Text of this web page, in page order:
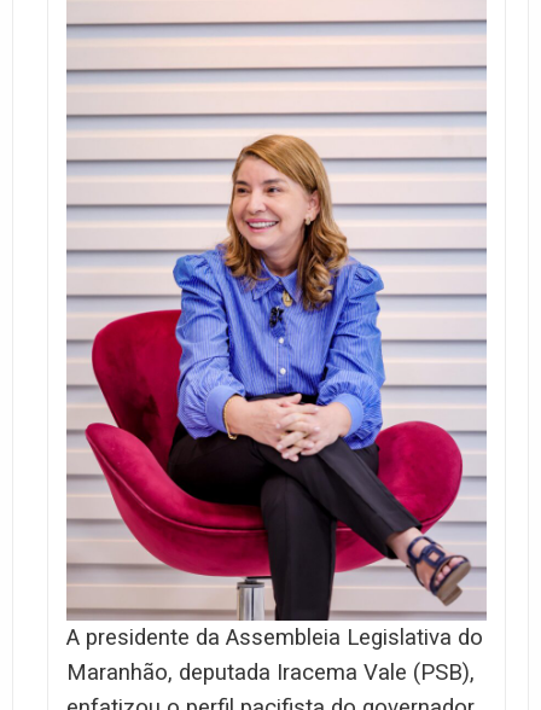
A presidente da Assembleia Legislativa do
Maranhão, deputada Iracema Vale (PSB),